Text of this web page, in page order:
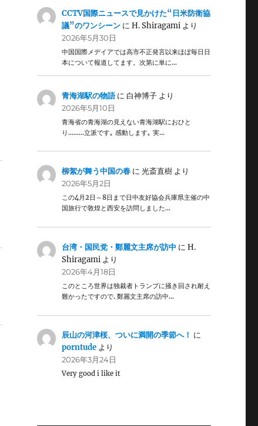
CCTV国際ニュースで見かけた“日米防衛協
議”のワンシーン にH. Shiragami より
2026年5月30日
中国国際メデイアでは高市不正発言以来ほぼ毎日日
本について報道してます。次第に単に…
青海湖駅の物語に 白神博子 より
2026年5月10日
青海省の青海湖の見えない青海湖駅におひと
り………立派です｡ 感動します｡ 実…
柳絮が舞う中国の春 に光斎直樹 より
2026年5月2日
この4月2日～8日まで日中友好協会兵庫県主催の中
国旅行で敦煌と西安を訪問しました…
台湾・国民党・鄭麗文主席が訪中 にH.
Shiragami より
2026年4月18日
このところ世界は独裁者トランプに掻き回され耐え
難かったですので､鄭麗文主席の訪中…
辰山の河津桜、ついに満開の季節へ！ に
porntude より
2026年3月24日
Very good i like it